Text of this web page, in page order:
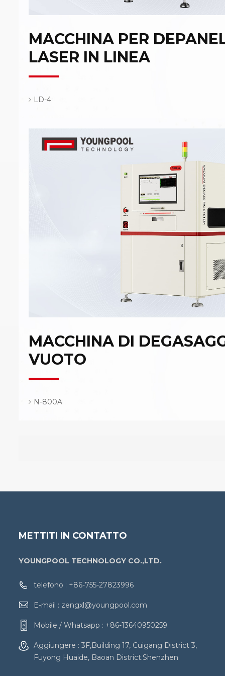
MACCHINA PER
LASER IN LINEA
LD-4
MACCHINA DI
VUOTO
N-800A
METTITI IN CONTATTO
YOUNGPOOL TECHNOLOGY CO.,LTD.
telefono : +86-755-27823996
E-mail : zengxl@youngpool.com
Mobile / Whatsapp : +86-13640950259
Aggiungere : 3F,Building 17, Cuigang District 3,
Fuyong Huaide, Baoan District.Shenzhen